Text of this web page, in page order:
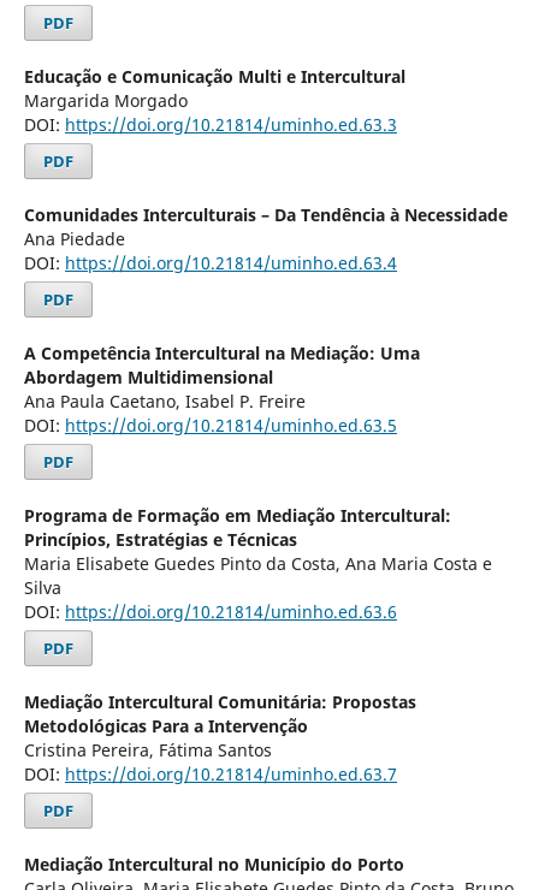
PDF
Educação e Comunicação Multi e Intercultural
Margarida Morgado
DOI: https://doi.org/10.21814/uminho.ed.63.3
PDF
Comunidades Interculturais – Da Tendência à Necessidade
Ana Piedade
DOI: https://doi.org/10.21814/uminho.ed.63.4
PDF
A Competência Intercultural na Mediação: Uma
Abordagem Multidimensional
Ana Paula Caetano, Isabel P. Freire
DOI: https://doi.org/10.21814/uminho.ed.63.5
PDF
Programa de Formação em Mediação Intercultural:
Princípios, Estratégias e Técnicas
Maria Elisabete Guedes Pinto da Costa, Ana Maria Costa e
Silva
DOI: https://doi.org/10.21814/uminho.ed.63.6
PDF
Mediação Intercultural Comunitária: Propostas
Metodológicas Para a Intervenção
Cristina Pereira, Fátima Santos
DOI: https://doi.org/10.21814/uminho.ed.63.7
PDF
Mediação Intercultural no Município do Porto